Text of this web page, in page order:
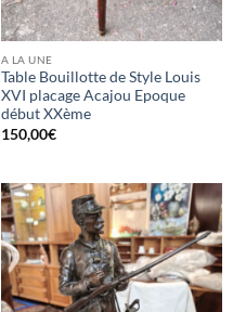
A LA UNE
Table Bouillotte de Style Louis
XVI placage Acajou Epoque
début XXème
150,00€